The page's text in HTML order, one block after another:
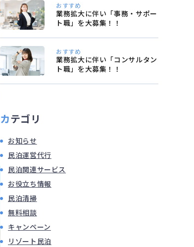
おすすめ
業務拡大に伴い「事務・サポー
ト職」を大募集！！
おすすめ
業務拡大に伴い「コンサルタン
ト職」を大募集！！
カテゴリ
お知らせ
民泊運営代行
民泊関連サービス
お役立ち情報
民泊清掃
無料相談
キャンペーン
リゾート民泊